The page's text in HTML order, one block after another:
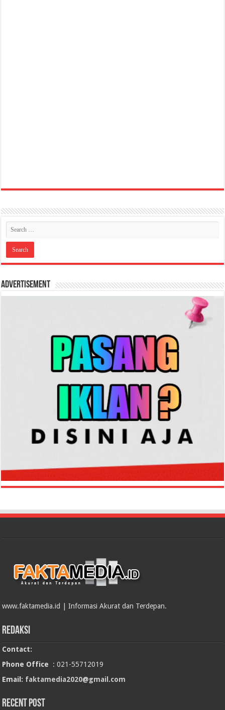
Advertisement
www.faktamedia.id | Informasi Akurat dan Terdepan.
Redaksi
Contact:
Phone Office : 021-55712019
Email: faktamedia2020@gmail.com
RECENT POST